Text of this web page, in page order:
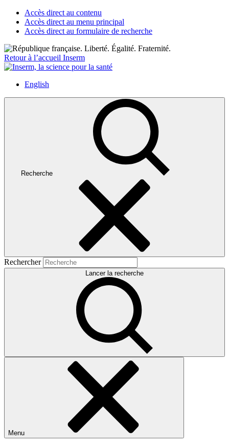
Accès direct au contenu
Accès direct au menu principal
Accès direct au formulaire de recherche
Retour à l’accueil Inserm
English
Recherche
Rechercher
Lancer la recherche
Menu